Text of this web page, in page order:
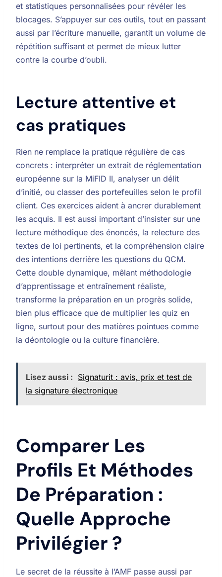
et statistiques personnalisées pour révéler les
blocages. S’appuyer sur ces outils, tout en passant
aussi par l’écriture manuelle, garantit un volume de
répétition suffisant et permet de mieux lutter
contre la courbe d’oubli.
Lecture attentive et
cas pratiques
Rien ne remplace la pratique régulière de cas
concrets : interpréter un extrait de réglementation
européenne sur la MiFID II, analyser un délit
d’initié, ou classer des portefeuilles selon le profil
client. Ces exercices aident à ancrer durablement
les acquis. Il est aussi important d’insister sur une
lecture méthodique des énoncés, la relecture des
textes de loi pertinents, et la compréhension claire
des intentions derrière les questions du QCM.
Cette double dynamique, mêlant méthodologie
d’apprentissage et entraînement réaliste,
transforme la préparation en un progrès solide,
bien plus efficace que de multiplier les quiz en
ligne, surtout pour des matières pointues comme
la déontologie ou la culture financière.
Lisez aussi : Signaturit : avis, prix et test de
la signature électronique
Comparer Les
Profils Et Méthodes
De Préparation :
Quelle Approche
Privilégier ?
Le secret de la réussite à l’AMF passe aussi par